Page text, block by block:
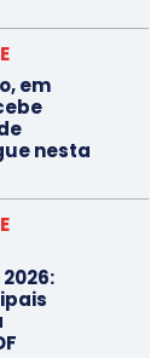
em
nesta